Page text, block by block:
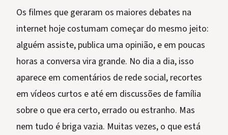
Os filmes que geraram os maiores debates na
internet hoje costumam começar do mesmo jeito:
alguém assiste, publica uma opinião, e em poucas
horas a conversa vira grande. No dia a dia, isso
aparece em comentários de rede social, recortes
em vídeos curtos e até em discussões de família
sobre o que era certo, errado ou estranho. Mas
nem tudo é briga vazia. Muitas vezes, o que está